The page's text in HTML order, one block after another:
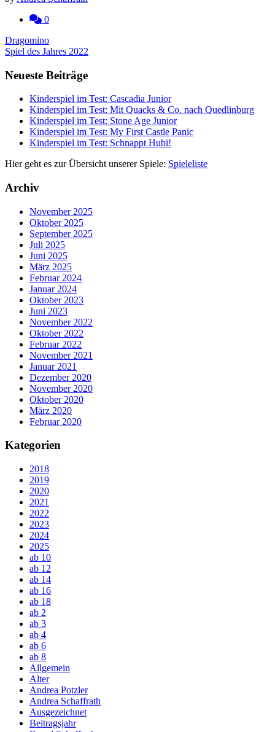
0
Beitragsnavigation
Dragomino
Spiel des Jahres 2022
Neueste Beiträge
Kinderspiel im Test: Cascadia Junior
Kinderspiel im Test: Mit Quacks & Co. nach Quedlinburg
Kinderspiel im Test: Stone Age Junior
Kinderspiel im Test: My First Castle Panic
Kinderspiel im Test: Schnappt Hubi!
Hier geht es zur Übersicht unserer Spiele: Spieleliste
Archiv
November 2025
Oktober 2025
September 2025
Juli 2025
Juni 2025
März 2025
Februar 2024
Januar 2024
Oktober 2023
Juni 2023
November 2022
Oktober 2022
Februar 2022
November 2021
Januar 2021
Dezember 2020
November 2020
Oktober 2020
März 2020
Februar 2020
Kategorien
2018
2019
2020
2021
2022
2023
2024
2025
ab 10
ab 12
ab 14
ab 16
ab 18
ab 2
ab 3
ab 4
ab 6
ab 8
Allgemein
Alter
Andrea Potzler
Andrea Schaffrath
Ausgezeichnet
Beitragsjahr